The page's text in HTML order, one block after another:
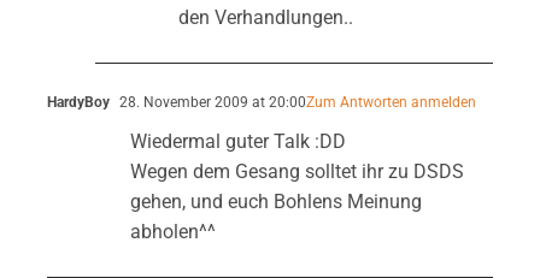
den Verhandlungen..
HardyBoy 28. November 2009 at 20:00Zum Antworten anmelden
Wiedermal guter Talk :DD
Wegen dem Gesang solltet ihr zu DSDS
gehen, und euch Bohlens Meinung
abholen^^